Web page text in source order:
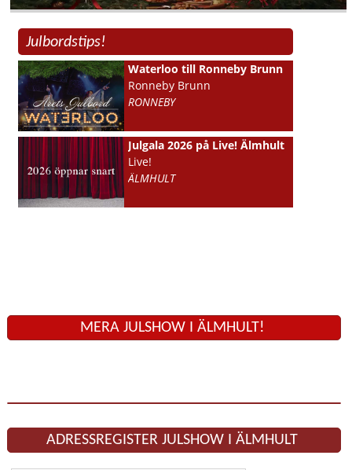
Julbordstips!
Waterloo till Ronneby Brunn
Ronneby Brunn
RONNEBY
Julgala 2026 på Live! Älmhult
Live!
ÄLMHULT
MERA JULSHOW I ÄLMHULT!
ADRESSREGISTER JULSHOW I ÄLMHULT